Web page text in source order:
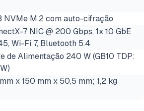
NVMe M.2 com auto-cifração
7 NIC @ 200 Gbps, 1x 10 GbE
Wi-Fi 7, Bluetooth 5.4
de Alimentação 240 W (GB10 TDP:
x 150 mm x 50,5 mm; 1,2 kg